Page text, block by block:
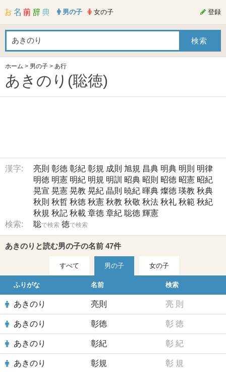
男の子 女の子 登録
ホーム > 男の子 > あ行
あきのり(聡徳)
漢字: 亮則 彰徳 彰紀 彰規 成則 旭規 昌典 明典 明則 明律
明徳 明憲 明紀 明規 明訓 昭典 昭則 昭徳 昭憲 昭紀
晃宣 晃憲 晃教 晃紀 晶則 暁紀 暉典 燦徳 瑛教 秋典
秋則 秋哲 秋徳 秋憲 秋教 秋敬 秋法 秋礼 秋範 秋紀
秋規 秋記 秋載 章徳 章紀 聡徳 輝憲
検索:
聡で検索 徳で検索
あきのりと読む男の子の名前 47件
すべて 男の子 女の子
ふりがな 名前 検索
あきのり 亮則 亮 則
あきのり 彰徳 彰 徳
あきのり 彰紀 彰 紀
あきのり 彰規 彰 規